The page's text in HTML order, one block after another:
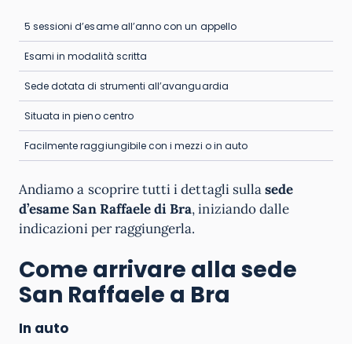
5 sessioni d’esame all’anno con un appello
Esami in modalità scritta
Sede dotata di strumenti all’avanguardia
Situata in pieno centro
Facilmente raggiungibile con i mezzi o in auto
Andiamo a scoprire tutti i dettagli sullasede
d’esame San Raffaele di Bra, iniziando dalle
indicazioni per raggiungerla.
Come arrivare alla sede
San Raffaele a Bra
In auto